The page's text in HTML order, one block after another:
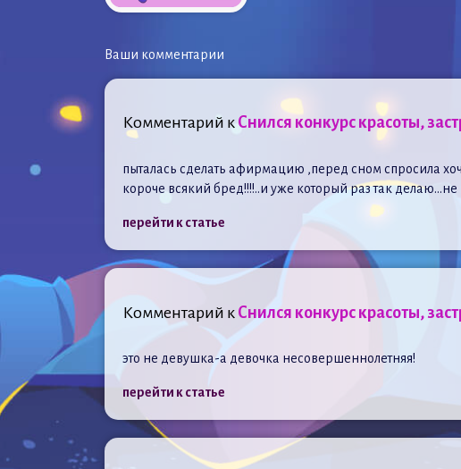
Ваши комментарии
Комментарий к Снился конкурс красоты,
пыталась сделать афирмацию ,перед сном спросила
короче всякий бред!!!!..и уже который раз так делаю…не
перейти к статье
Комментарий к Снился конкурс красоты,
это не девушка-а девочка несовершеннолетняя!
перейти к статье